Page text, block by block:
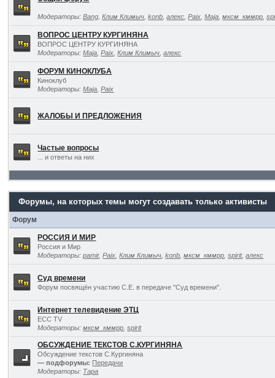
Модераторы:Bang ,Клим Климыч ,konb ,алекс ,Paix ,Maja ,мксм_кммрр ,
ВОПРОС ЦЕНТРУ КУРГИНЯНА
ВОПРОС ЦЕНТРУ КУРГИНЯНА
Модераторы:Maja ,Paix ,Клим Климыч ,алекс
ФОРУМ КИНОКЛУБА
Киноклуб
Модераторы:Maja ,Paix
ЖАЛОБЫ И ПРЕДЛОЖЕНИЯ
Частые вопросы
... и ответы на них
Форумы, на которых темы могут создавать только активисты
Форум
РОССИЯ И МИР
Россия и Мир
Модераторы:pamir,Paix ,Клим Климыч ,konb ,мксм_кммрр ,spirit,алекс
Суд времени
Форум посвящён участию С.Е. в передаче "Суд времени".
Интернет телевидение ЭТЦ
ECC TV
Модераторы:мксм_кммрр ,spirit
ОБСУЖДЕНИЕ ТЕКСТОВ С.КУРГИНЯНА
Обсуждение текстов С.Кургиняна
— подфорумы: Передачи
Модераторы: Тара